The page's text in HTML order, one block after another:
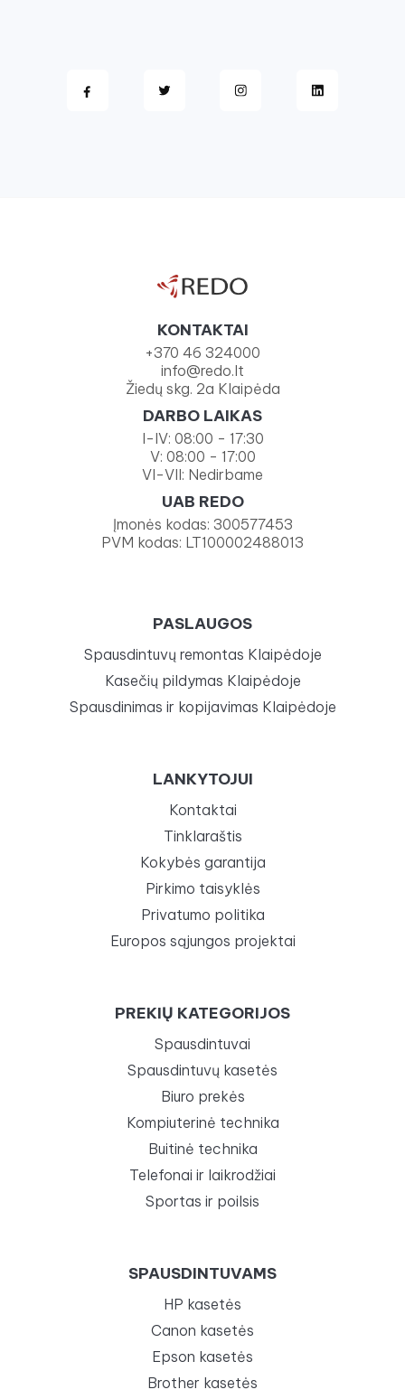
KONTAKTAI
+370 46 324000
info@redo.lt
Žiedų skg. 2a Klaipėda
DARBO LAIKAS
I-IV: 08:00 - 17:30
V: 08:00 - 17:00
VI-VII: Nedirbame
UAB REDO
Įmonės kodas: 300577453
PVM kodas: LT100002488013
PASLAUGOS
Spausdintuvų remontas Klaipėdoje
Kasečių pildymas Klaipėdoje
Spausdinimas ir kopijavimas Klaipėdoje
LANKYTOJUI
Kontaktai
Tinklaraštis
Kokybės garantija
Pirkimo taisyklės
Privatumo politika
Europos sąjungos projektai
PREKIŲ KATEGORIJOS
Spausdintuvai
Spausdintuvų kasetės
Biuro prekės
Kompiuterinė technika
Buitinė technika
Telefonai ir laikrodžiai
Sportas ir poilsis
SPAUSDINTUVAMS
HP kasetės
Canon kasetės
Epson kasetės
Brother kasetės